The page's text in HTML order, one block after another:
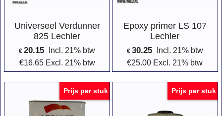
Universeel Verdunner
825 Lechler
€ 20.15
Incl. 21% btw
€16.65 Excl. 21% btw
Epoxy primer LS 107
Lechler
€ 30.25
Incl. 21% btw
€25.00 Excl. 21% btw
Prijs per stuk Prijs per stuk